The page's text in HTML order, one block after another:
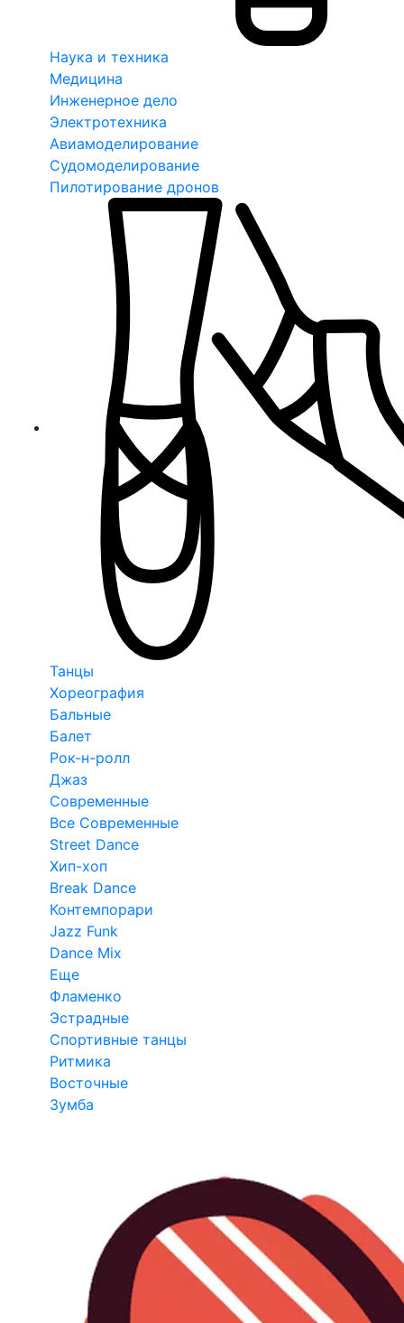
Наука и техника
Медицина
Инженерное дело
Электротехника
Авиамоделирование
Судомоделирование
Пилотирование дронов
Танцы
Хореография
Бальные
Балет
Рок-н-ролл
Джаз
Современные
Все Современные
Street Dance
Хип-хоп
Break Dance
Контемпорари
Jazz Funk
Dance Mix
Еще
Фламенко
Эстрадные
Спортивные танцы
Ритмика
Восточные
Зумба